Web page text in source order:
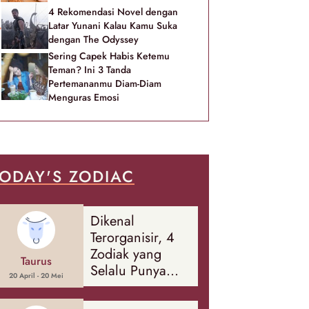
4 Rekomendasi Novel dengan
Latar Yunani Kalau Kamu Suka
dengan The Odyssey
Sering Capek Habis Ketemu
Teman? Ini 3 Tanda
Pertemananmu Diam-Diam
Menguras Emosi
ZODIAC
Taurus
20 April - 20 Mei
Dikenal
Terorganisir, 4
Zodiak yang
Selalu Punya
Rencana
Cadangan Soal